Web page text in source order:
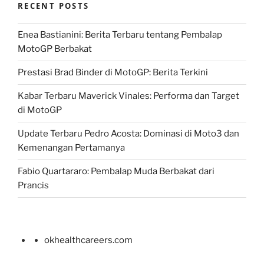
RECENT POSTS
Enea Bastianini: Berita Terbaru tentang Pembalap
MotoGP Berbakat
Prestasi Brad Binder di MotoGP: Berita Terkini
Kabar Terbaru Maverick Vinales: Performa dan Target
di MotoGP
Update Terbaru Pedro Acosta: Dominasi di Moto3 dan
Kemenangan Pertamanya
Fabio Quartararo: Pembalap Muda Berbakat dari
Prancis
okhealthcareers.com